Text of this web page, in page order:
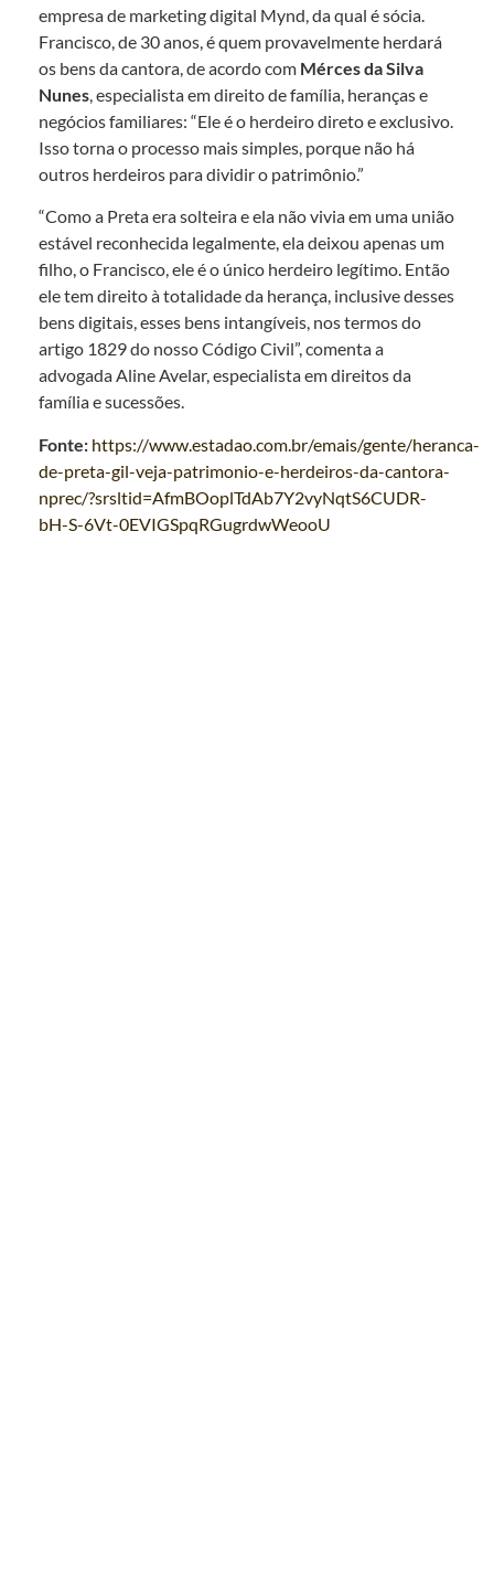
empresa de marketing digital Mynd, da qual é sócia.
Francisco, de 30 anos, é quem provavelmente herdará
os bens da cantora, de acordo com Mérces da Silva
Nunes , especialista em direito de família, heranças e
negócios familiares: “Ele é o herdeiro direto e exclusivo.
Isso torna o processo mais simples, porque não há
outros herdeiros para dividir o patrimônio.”
“Como a Preta era solteira e ela não vivia em uma união
estável reconhecida legalmente, ela deixou apenas um
filho, o Francisco, ele é o único herdeiro legítimo. Então
ele tem direito à totalidade da herança, inclusive desses
bens digitais, esses bens intangíveis, nos termos do
artigo 1829 do nosso Código Civil”, comenta a
advogada Aline Avelar, especialista em direitos da
família e sucessões.
Fonte: https://www.estadao.com.br/emais/gente/heranca-
de-preta-gil-veja-patrimonio-e-herdeiros-da-cantora-
nprec/?srsltid=AfmBOoplTdAb7Y2vyNqtS6CUDR-
bH-S-6Vt-0EVIGSpqRGugrdwWeooU